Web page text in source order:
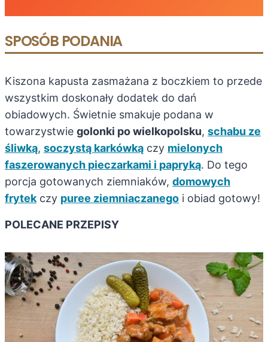
SPOSÓB PODANIA
Kiszona kapusta zasmażana z boczkiem to przede
wszystkim doskonały dodatek do dań
obiadowych. Świetnie smakuje podana w
towarzystwie golonki po wielkopolsku, schabu ze
śliwką, soczystą karkówką czy mielonych
faszerowanych pieczarkami i papryką. Do tego
porcja gotowanych ziemniaków, domowych
frytekczy puree ziemniaczanego i obiad gotowy!
POLECANE PRZEPISY